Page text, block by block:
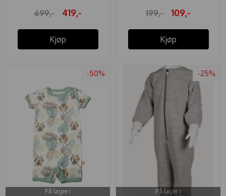
699,- 419,-
Kjøp
199,- 109,-
Kjøp
-50%
På lager i
-25%
På lager i